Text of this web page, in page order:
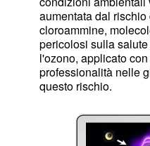
aumentata dal
cloroammine,
pericolosi sulla
l'ozono, applicato
professionalità nelle
questo rischio.